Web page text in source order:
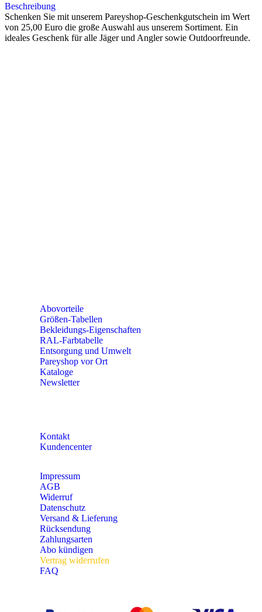
Beschreibung
Schenken Sie mit unserem Pareyshop-Geschenkgutschein im Wert
von 25,00 Euro die große Auswahl aus unserem Sortiment. Ein
ideales Geschenk für alle Jäger und Angler sowie Outdoorfreunde.
Abovorteile
Größen-Tabellen
Bekleidungs-Eigenschaften
RAL-Farbtabelle
Entsorgung und Umwelt
Pareyshop vor Ort
Kataloge
Newsletter
Kontakt
Kundencenter
Impressum
AGB
Widerruf
Datenschutz
Versand & Lieferung
Rücksendung
Zahlungsarten
Abo kündigen
Vertrag widerrufen
FAQ